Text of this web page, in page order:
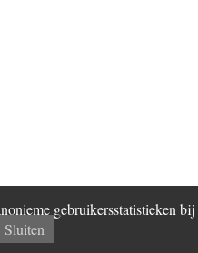
gebruikersstatistieken bij
Sluiten